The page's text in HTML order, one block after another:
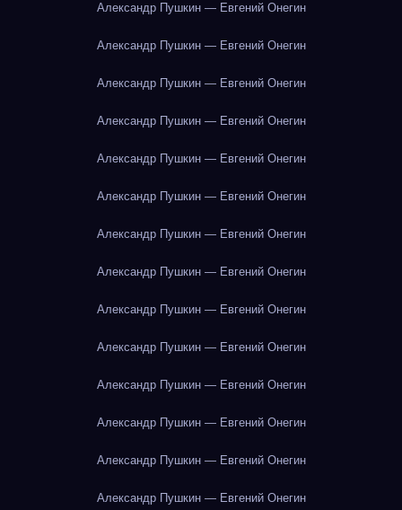
Александр Пушкин — Евгений Онегин
Александр Пушкин — Евгений Онегин
Александр Пушкин — Евгений Онегин
Александр Пушкин — Евгений Онегин
Александр Пушкин — Евгений Онегин
Александр Пушкин — Евгений Онегин
Александр Пушкин — Евгений Онегин
Александр Пушкин — Евгений Онегин
Александр Пушкин — Евгений Онегин
Александр Пушкин — Евгений Онегин
Александр Пушкин — Евгений Онегин
Александр Пушкин — Евгений Онегин
Александр Пушкин — Евгений Онегин
Александр Пушкин — Евгений Онегин